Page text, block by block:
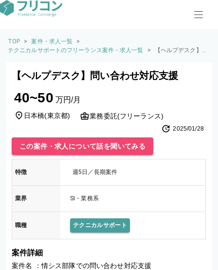
TOP > 案件・求人一覧
>
テクニカルサポートのフリーランス案件・求人一覧
>
【ヘルプデスク】問
【ヘルプデスク】問い合わせ対応支援
40~50 万円/月
日本橋(東京都) 業務委託(フリーランス)
2025/01/28
この案件・求人について話を聞いてみる
特徴 週5日／長期案件
業界 SI・業務系
職種 テクニカルサポート
案件詳細
案件名 ：情シス部隊での問い合わせ対応支援